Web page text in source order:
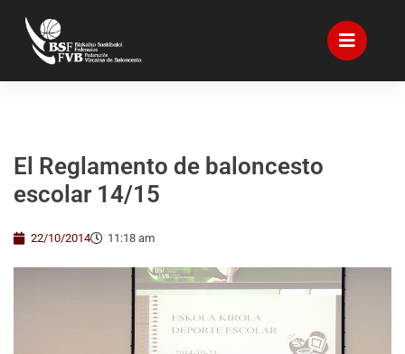
El Reglamento de baloncesto
escolar 14/15
22/10/2014 11:18 am